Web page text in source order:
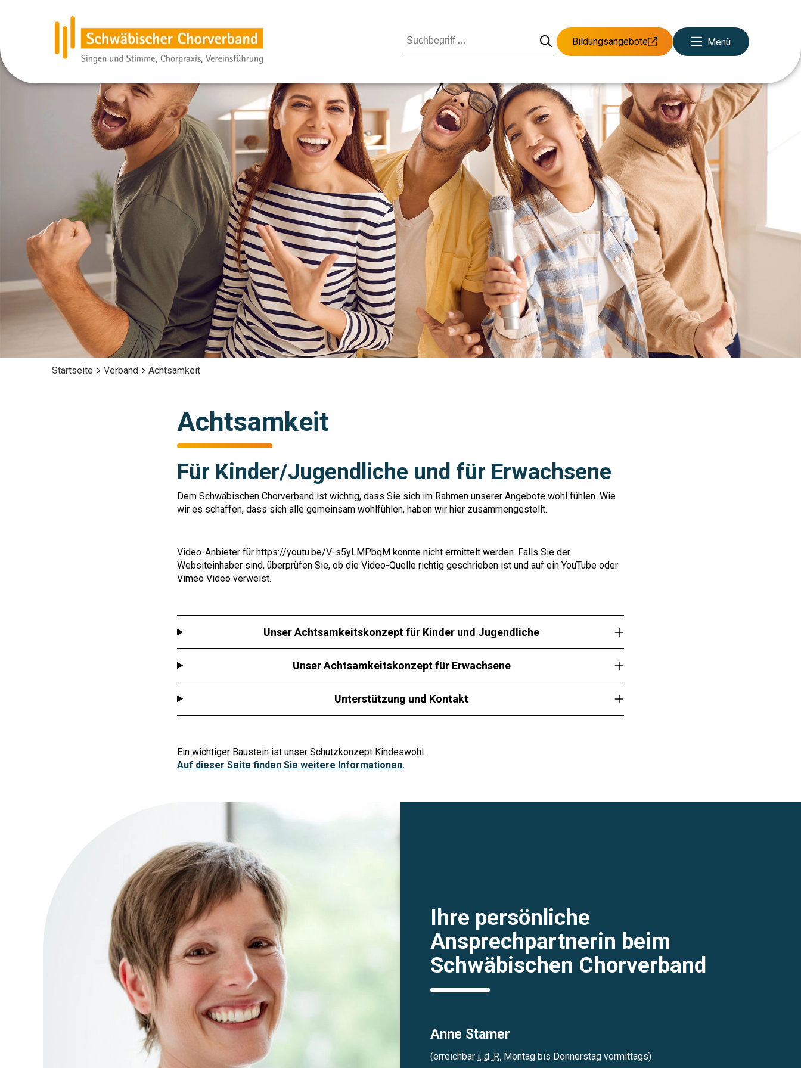
Bildungsangebote Menü
Startseite Verband Achtsamkeit
Achtsamkeit
Für Kinder/Jugendliche und für Erwachsene
Dem Schwäbischen Chorverband ist wichtig, dass Sie sich im Rahmen unserer Angebote wohl fühlen. Wie
wir es schaffen, dass sich alle gemeinsam wohlfühlen, haben wir hier zusammengestellt.
Video-Anbieter für https://youtu.be/V-s5yLMPbqM konnte nicht ermittelt werden. Falls Sie der
Websiteinhaber sind, überprüfen Sie, ob die Video-Quelle richtig geschrieben ist und auf ein YouTube oder
Vimeo Video verweist.
Unser Achtsamkeitskonzept für Kinder und Jugendliche
Unser Achtsamkeitskonzept für Erwachsene
Unterstützung und Kontakt
Ein wichtiger Baustein ist unser Schutzkonzept Kindeswohl.
Auf dieser Seite finden Sie weitere Informationen.
Ihre persönliche
Ansprechpartnerin beim
Schwäbischen Chorverband
Anne Stamer
(erreichbar i. d. R. Montag bis Donnerstag vormittags)